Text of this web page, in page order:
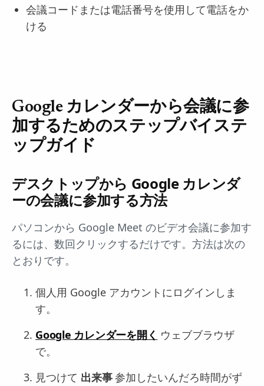
会議コードまたは電話番号を使用して電話をか
ける
Google カレンダーから会議に参
加するためのステップバイステ
ップガイド
デスクトップから Google カレンダ
ーの会議に参加する方法
パソコンから Google Meet のビデオ会議に参加す
るには、数回クリックするだけです。方法は次の
とおりです。
個人用 Google アカウントにログインしま
す。
Google カレンダーを開く ウェブブラウザ
で。
見つけて 出来事参加したいんだろ時間がず